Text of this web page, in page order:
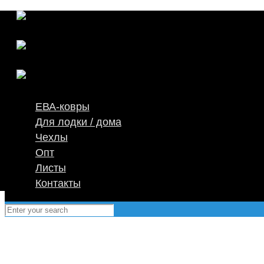
ЕВА-ковры
Для лодки / дома
Чехлы
Опт
Листы
Контакты